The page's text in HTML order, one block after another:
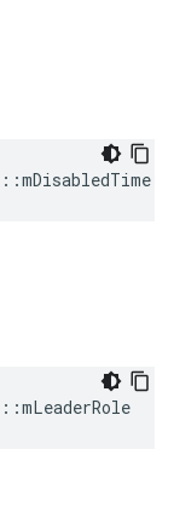
::mDisabledTime
::mLeaderRole